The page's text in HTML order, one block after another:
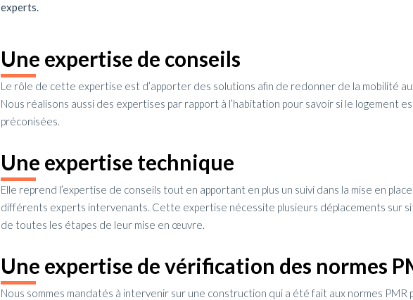
experts.
Une expertise de conseils
Le rôle de cette expertise est d’apporter des solutions afin de redonner de la mobilité
Nous réalisons aussi des expertises par rapport à l’habitation pour savoir si le logement
préconisées.
Une expertise technique
Elle reprend l’expertise de conseils tout en apportant en plus un suivi dans la mise en
différents experts intervenants. Cette expertise nécessite plusieurs déplacements sur
de toutes les étapes de leur mise en œuvre.
Une expertise de vérification des normes
Nous sommes mandatés à intervenir sur une construction qui a été fait aux normes